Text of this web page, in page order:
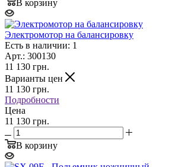
В корзину
Электромотор на балансировку
Есть в наличии: 1
Арт.: 300130
11 130 грн.
Варианты цен
11 130 грн.
Подробности
Цена
11 130 грн.
В корзину